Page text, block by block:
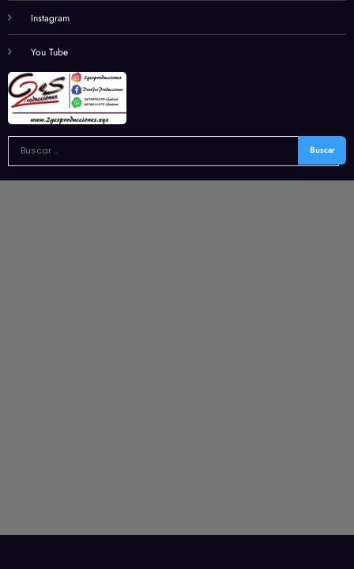
Instagram
You Tube